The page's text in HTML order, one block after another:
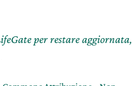
per restare aggiornata,